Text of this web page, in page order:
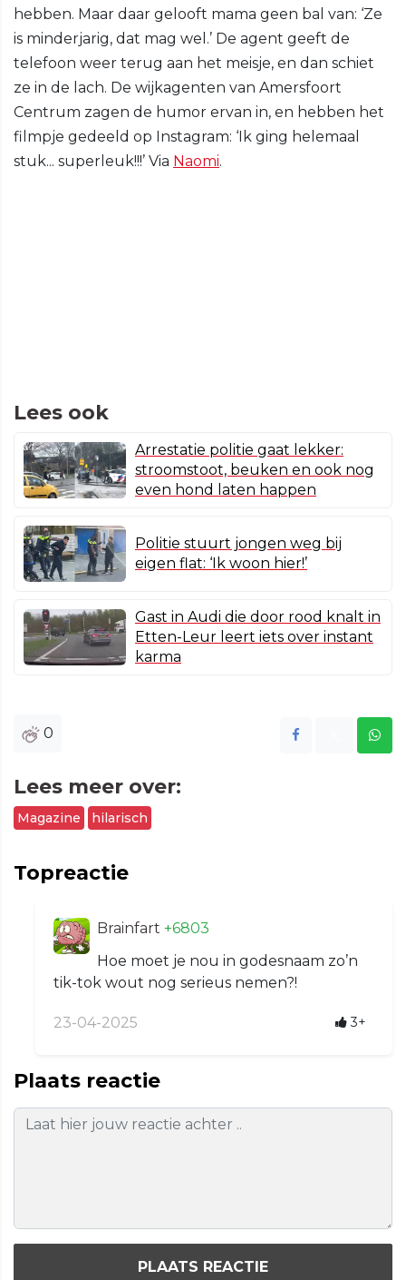
hebben. Maar daar gelooft mama geen bal van: ‘Ze
is minderjarig, dat mag wel.’ De agent geeft de
telefoon weer terug aan het meisje, en dan schiet
ze in de lach. De wijkagenten van Amersfoort
Centrum zagen de humor ervan in, en hebben het
filmpje gedeeld op Instagram: ‘Ik ging helemaal
stuk... superleuk!!!’ Via Naomi.
Lees ook
Arrestatie politie gaat lekker:
stroomstoot, beuken en ook nog
even hond laten happen
Politie stuurt jongen weg bij
eigen flat: ‘Ik woon hier!’
Gast in Audi die door rood knalt in
Etten-Leur leert iets over instant
karma
0
Lees meer over:
Magazine hilarisch
Topreactie
Brainfart +6803
Hoe moet je nou in godesnaam zo’n
tik-tok wout nog serieus nemen?!
23-04-2025 3+
Plaats reactie
PLAATS REACTIE